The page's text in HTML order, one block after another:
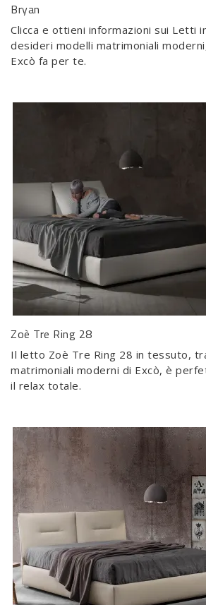
Bryan
Clicca e ottieni informazioni sui Letti
desideri modelli matrimoniali
Excò fa per te.
Zoè Tre Ring 28
Il letto Zoè Tre Ring 28 in tessuto,
matrimoniali moderni di Excò, è
il relax totale.